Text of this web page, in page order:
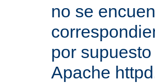
no se
por
Apache